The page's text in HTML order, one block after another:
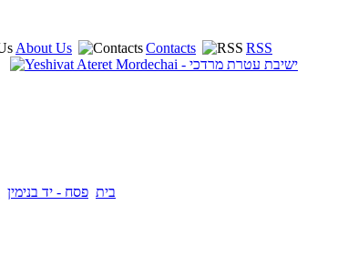
About Us Contacts RSS
בית פסח - יד בנימין